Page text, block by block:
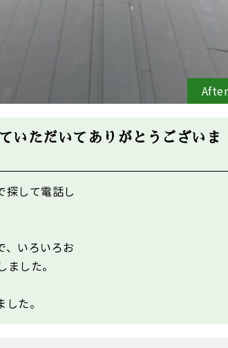
After
いただいてありがとうございま
探して電話し
、いろいろお
した。
た。